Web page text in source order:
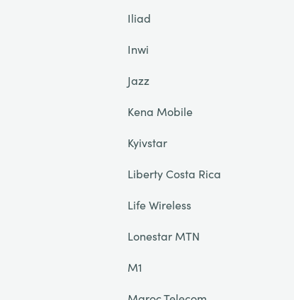
Iliad
Inwi
Jazz
Kena Mobile
Kyivstar
Liberty Costa Rica
Life Wireless
Lonestar MTN
M1